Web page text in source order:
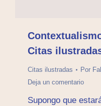
Citas
Citas ilustradas Por
Deja un comentario
Supongo que